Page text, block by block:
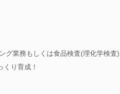
グ業務もしくは食品検査(理化学検査)
り育成！